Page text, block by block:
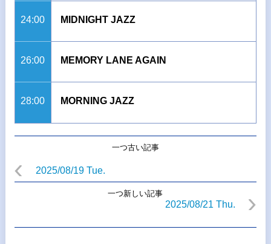
24:00 MIDNIGHT JAZZ
26:00 MEMORY LANE AGAIN
28:00 MORNING JAZZ
一つ古い記事
2025/08/19 Tue.
一つ新しい記事
2025/08/21 Thu.